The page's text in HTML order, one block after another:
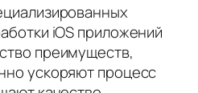
iOS приложений
преимуществ,
ускоряют процесс